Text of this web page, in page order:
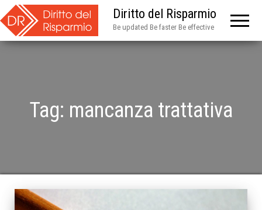
Diritto del Risparmio
Be updated Be faster Be effective
Tag: mancanza trattativa